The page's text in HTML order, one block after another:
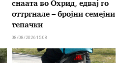
снаата во Охрид, едвај го
оттргнале – бројни семејни
тепачки
08/08/2026 15:08